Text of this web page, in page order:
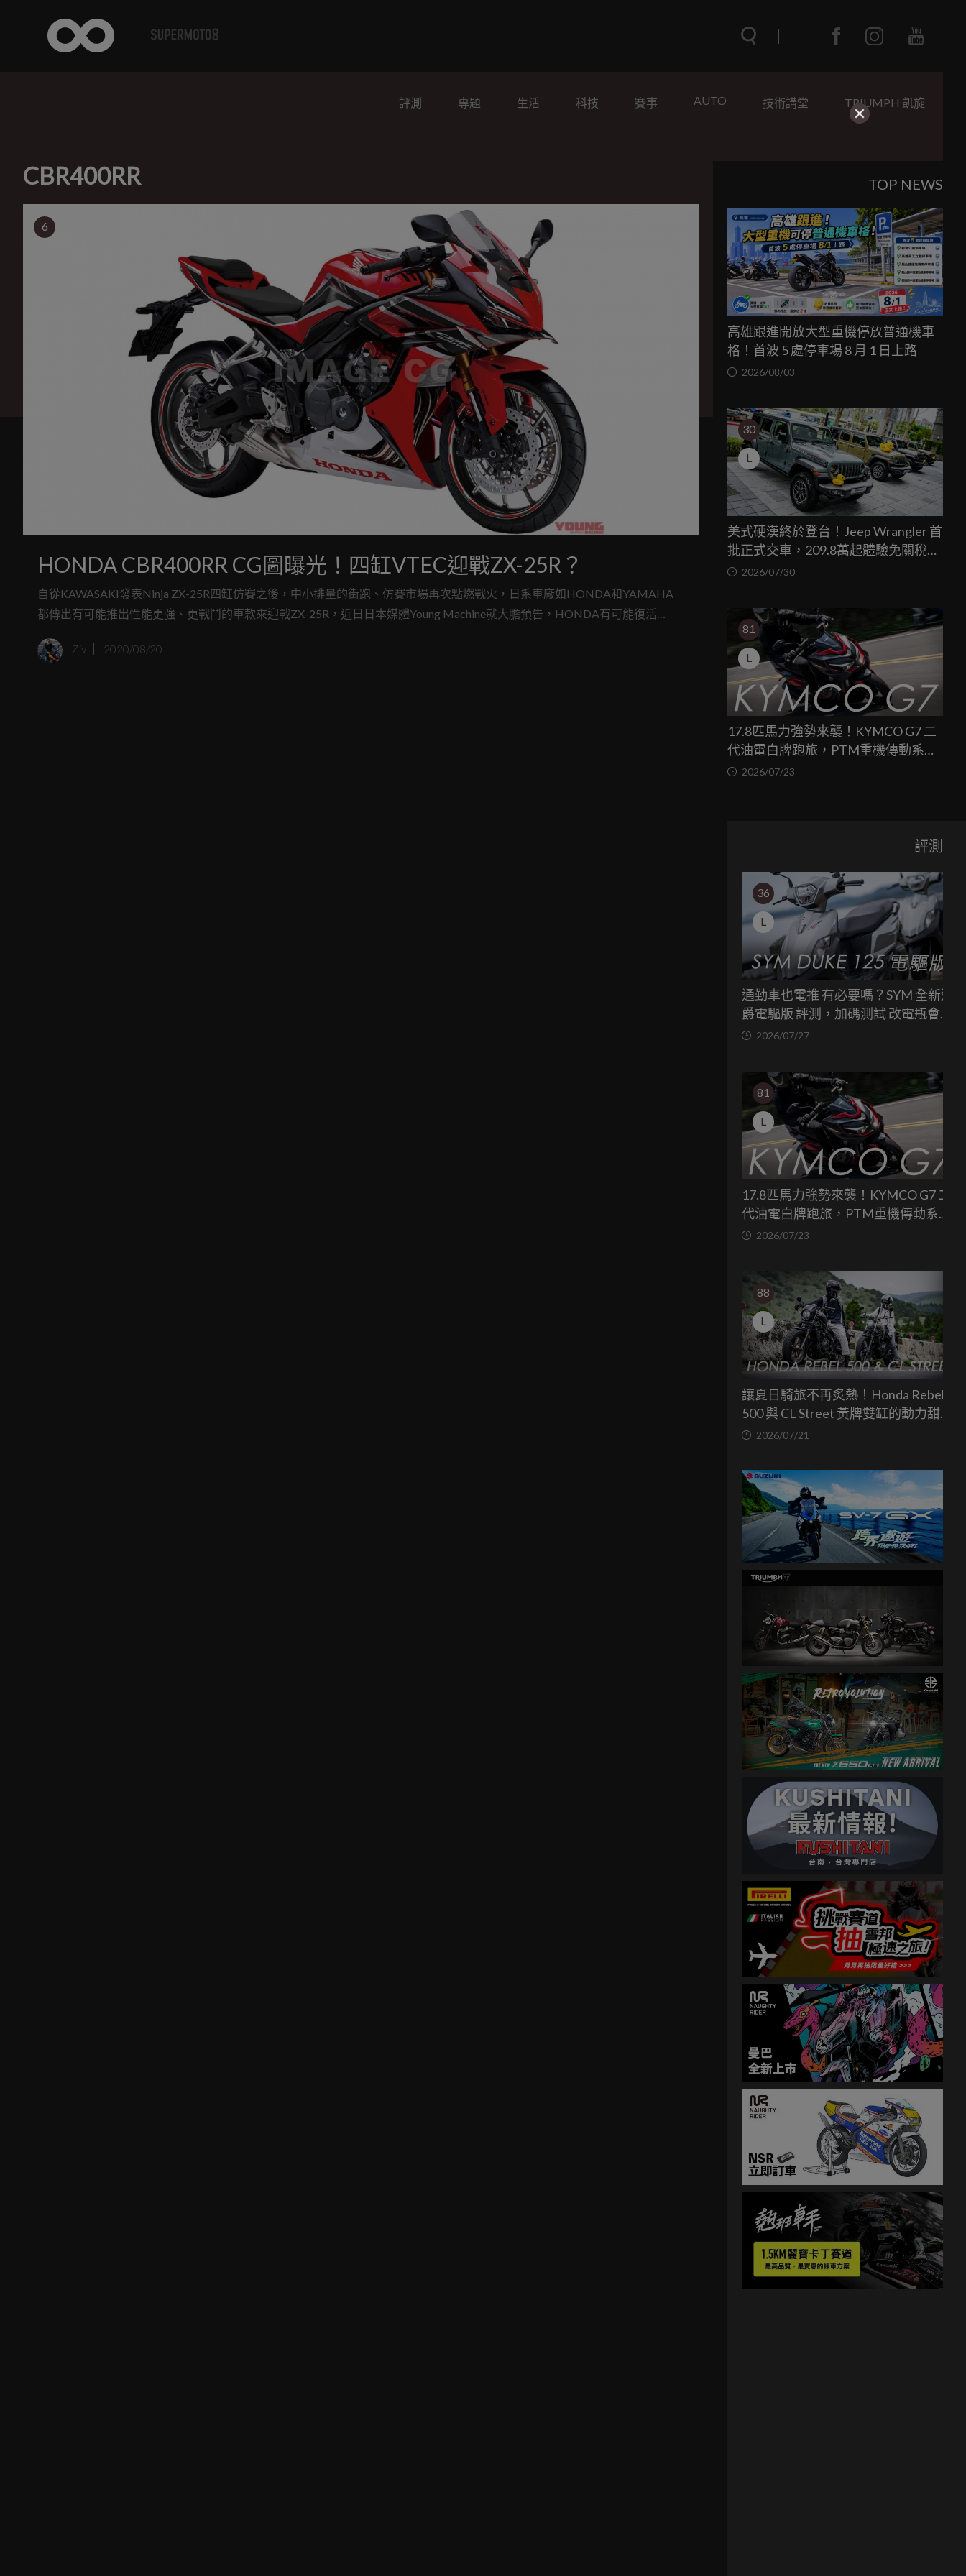
評測 專題 生活 科技 賽事 AUTO 技術講堂 TRIUMPH 凱旋
CBR400RR
6
HONDA CBR400RR CG圖曝光！四缸VTEC迎戰ZX-25R？
自從KAWASAKI發表Ninja ZX-25R四缸仿賽之後，中小排量的街跑、仿賽市場再次點燃戰火，日系車廠如HONDA和YAMAHA
都傳出有可能推出性能更強、更戰鬥的車款來迎戰ZX-25R，近日日本媒體Young Machine就大膽預告，HONDA有可能復活
Ziv 2020/08/20
TOP NEWS
高雄跟進開放大型重機停放普通機車
格！首波 5 處停車場 8 月 1 日上路
2026/08/03
30
L
美式硬漢終於登台！Jeep Wrangler 首
批正式交車，209.8萬起體驗免關稅越
野魅力
2026/07/30
81
L
17.8匹馬力強勢來襲！KYMCO G7 二
代油電白牌跑旅，PTM重機傳動系統
與8公斤減重的操控饗宴
2026/07/23
評測
36
L
通勤車也電推 有必要嗎？SYM 全新迪
爵電驅版 評測，加碼測試 改電瓶會更
省油嗎？
2026/07/27
81
L
17.8匹馬力強勢來襲！KYMCO G7 二
代油電白牌跑旅，PTM重機傳動系統
與8公斤減重的操控饗宴
2026/07/23
88
L
讓夏日騎旅不再炙熱！Honda Rebel
500 與 CL Street 黃牌雙缸的動力甜蜜
點 2026/07/21